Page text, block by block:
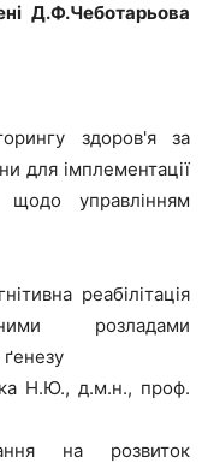
Д.Ф.Чеботарьова
здоров'я за
для імплементації
щодо управлінням
реабілітація
розладами
Н.Ю., д.м.н., проф.
на розвиток